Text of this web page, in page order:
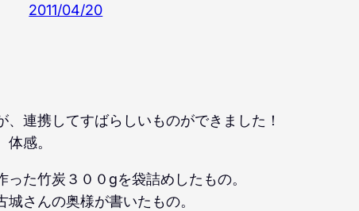
2011/04/20
連携してすばらしいものができました！
感。
た竹炭３００gを袋詰めしたもの。
さんの奥様が書いたもの。